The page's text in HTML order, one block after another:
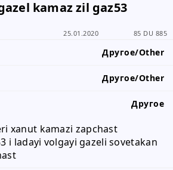
kamaz zil gaz53
25.01.2020 85 DU 885
Другое/Other
Другое/Other
Другое
xanut kamazi zapchast
i ladayi volgayi gazeli sovetakan